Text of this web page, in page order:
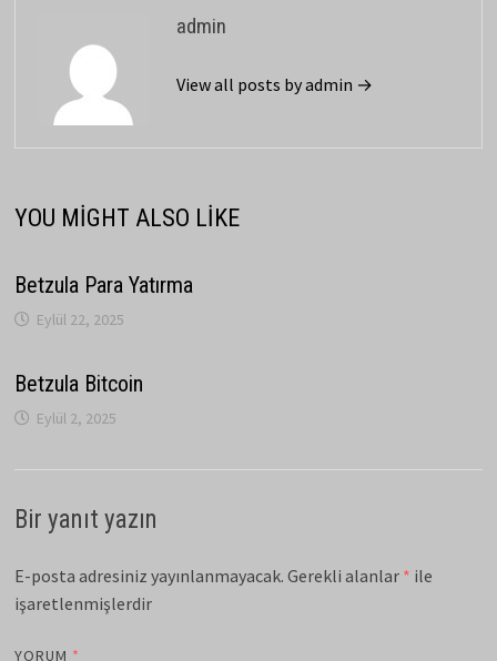
admin
View all posts by admin →
YOU MIGHT ALSO LIKE
Betzula Para Yatırma
Eylül 22, 2025
Betzula Bitcoin
Eylül 2, 2025
Bir yanıt yazın
E-posta adresiniz yayınlanmayacak. Gerekli alanlar * ile
işaretlenmişlerdir
YORUM *